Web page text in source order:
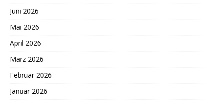
Juni 2026
Mai 2026
April 2026
März 2026
Februar 2026
Januar 2026